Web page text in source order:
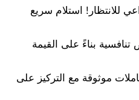
للانتظار! استلام سريع
بناءً على القيمة
موثوقة مع التركيز على